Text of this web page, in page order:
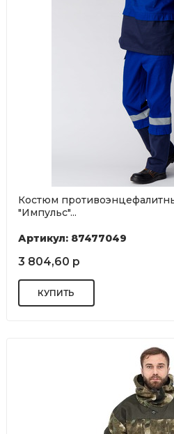
Костюм
"Импульс"...
Артикул: 87477049
3 804,60 р